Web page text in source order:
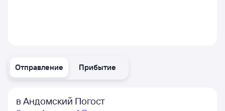
Отправление Прибытие
в Андомский Погост